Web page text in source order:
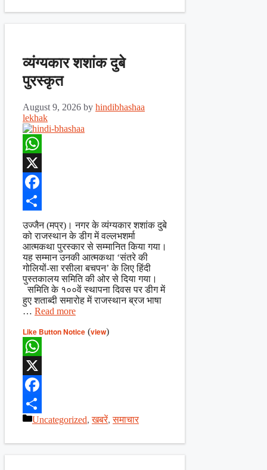
व्यंग्यकार शशांक दुबे
पुरस्कृत
August 9, 2026 by hindibhashaa
lekhak
WhatsApp
X
Facebook
Share
उज्जैन (मप्र)। नगर के व्यंग्यकार शशांक दुबे
को राजस्थान के डीग में वल्लभशर्मा
आत्मकथा पुरस्कार से सम्मानित किया गया।
यह सम्मान उनकी आत्मकथा ‘संतरे की
गोलियों-सा रसीला बचपन’ के लिए हिंदी
पुस्तकालय समिति की ओर से दिया गया।
समिति के १००वें स्थापना दिवस पर डीग में
हुए शताब्दी समारोह में राजस्थान ब्रज भाषा
… Read more
Like Button Notice (view)
WhatsApp
X
Facebook
Share
Categories
Uncategorized,खबरें,समाचार